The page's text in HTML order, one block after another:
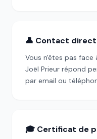
👤 Contact
Vous n'êtes pas
Joël Prieur répond
par email ou
🎓 Certificat de